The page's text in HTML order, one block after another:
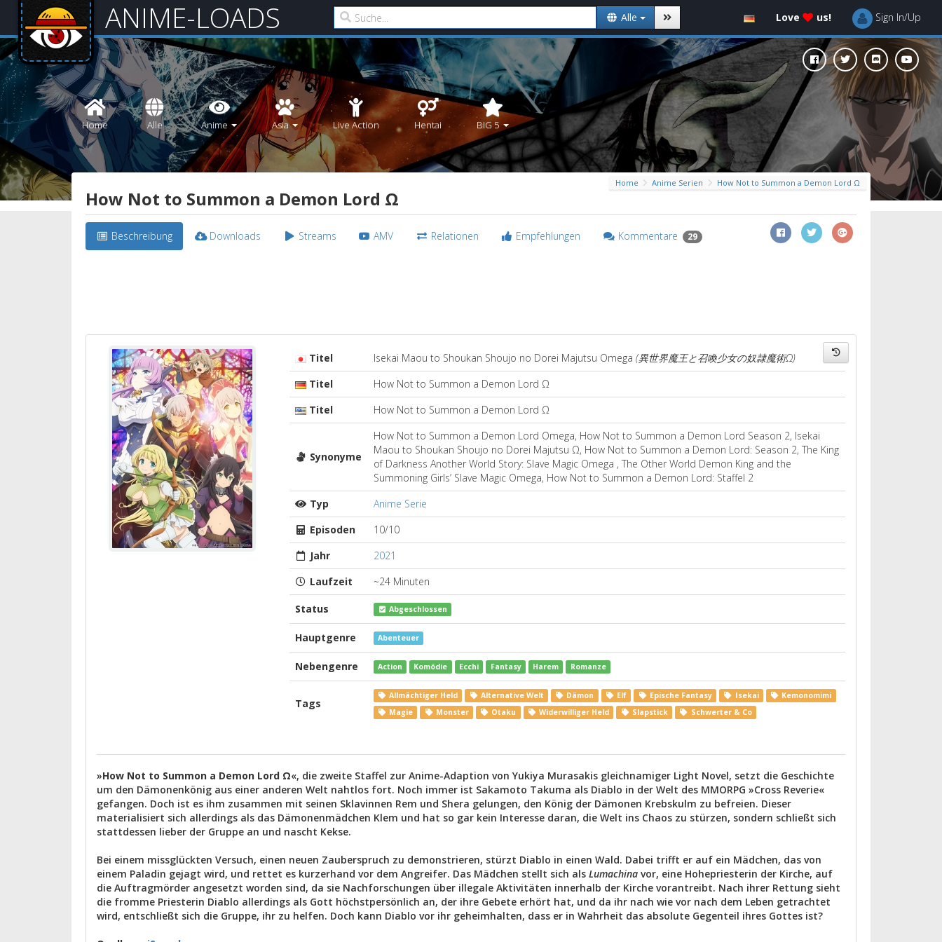
ANIME-LOADS Alle Love us! Sign In/Up
Home Alle Anime Asia Live Action Hentai BIG 5
How Not to Summon a Demon Lord Ω
Home Anime Serien How Not to Summon a Demon Lord Ω
Beschreibung Downloads Streams AMV Relationen Empfehlungen Kommentare 29
Titel Isekai Maou to Shoukan Shoujo no Dorei Majutsu Omega (異世界魔王と召喚少女の奴隷魔術Ω)
Titel
How Not to Summon a Demon Lord Ω
Titel
How Not to Summon a Demon Lord Ω
Synonyme
How Not to Summon a Demon Lord Omega, How Not to Summon a Demon Lord Season 2, Isekai
Maou to Shoukan Shoujo no Dorei Majutsu Ω, How Not to Summon a Demon Lord: Season 2, The King
of Darkness Another World Story: Slave Magic Omega , The Other World Demon King and the
Summoning Girls’ Slave Magic Omega, How Not to Summon a Demon Lord: Staffel 2
Typ
Anime Serie
Episoden
10/10
Jahr
2021
Laufzeit
~24 Minuten
Status Abgeschlossen
Hauptgenre Abenteuer
Nebengenre Action Komödie Ecchi Fantasy Harem Romanze
Tags
Allmächtiger Held Alternative Welt Dämon Elf Epische Fantasy Isekai
Kemonomimi
Magie
Monster Otaku Widerwilliger Held Slapstick Schwerter & Co
»How Not to Summon a Demon Lord Ω«, die zweite Staffel zur Anime-Adaption von Yukiya Murasakis gleichnamiger Light Novel, setzt die Geschichte
um den Dämonenkönig aus einer anderen Welt nahtlos fort. Noch immer ist Sakamoto Takuma als Diablo in der Welt des MMORPG »Cross Reverie«
gefangen. Doch ist es ihm zusammen mit seinen Sklavinnen Rem und Shera gelungen, den König der Dämonen Krebskulm zu befreien. Dieser
materialisiert sich allerdings als das Dämonenmädchen Klem und hat so gar kein Interesse daran, die Welt ins Chaos zu stürzen, sondern schließt sich
stattdessen lieber der Gruppe an und nascht Kekse.
Bei einem missglückten Versuch, einen neuen Zauberspruch zu demonstrieren, stürzt Diablo in einen Wald. Dabei trifft er auf ein Mädchen, das von
einem Paladin gejagt wird, und rettet es kurzerhand vor dem Angreifer. Das Mädchen stellt sich als Lumachina vor, eine Hohepriesterin der Kirche, auf
die Auftragmörder angesetzt worden sind, da sie Nachforschungen über illegale Aktivitäten innerhalb der Kirche vorantreibt. Nach ihrer Rettung sieht
die fromme Priesterin Diablo allerdings als Gott höchstpersönlich an, der ihre Gebete erhört hat, und da ihr nach wie vor nach dem Leben getrachtet
wird, entschließt sich die Gruppe, ihr zu helfen. Doch kann Diablo vor ihr geheimhalten, dass er in Wahrheit das absolute Gegenteil ihres Gottes ist?